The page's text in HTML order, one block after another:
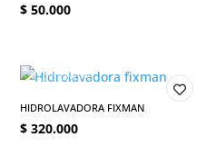
$ 50.000
HIDROLAVADORA FIXMAN
$ 320.000